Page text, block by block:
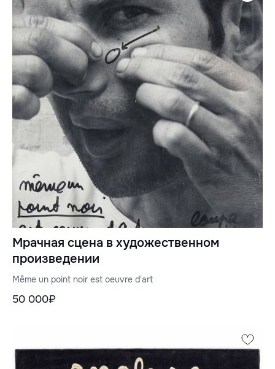
Мрачная сцена в художественном
произведении
Même un point noir est oeuvre d'art
50 000₽